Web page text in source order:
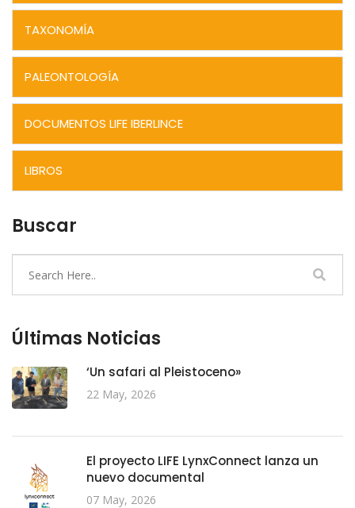
TAXONOMÍA
PALEONTOLOGÍA
DOCUMENTOS LIFE IBERLINCE
LIBROS
Buscar
Últimas Noticias
‘Un safari al Pleistoceno»
22 May, 2026
El proyecto LIFE LynxConnect lanza un
nuevo documental
07 May, 2026